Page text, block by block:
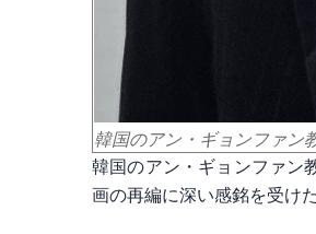
韓国のアン・ギョンファン
韓国のアン・ギョンファン
画の再編に深い感銘を受け